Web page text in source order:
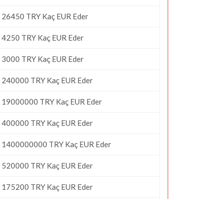
26450 TRY Kaç EUR Eder
4250 TRY Kaç EUR Eder
3000 TRY Kaç EUR Eder
240000 TRY Kaç EUR Eder
19000000 TRY Kaç EUR Eder
400000 TRY Kaç EUR Eder
1400000000 TRY Kaç EUR Eder
520000 TRY Kaç EUR Eder
175200 TRY Kaç EUR Eder